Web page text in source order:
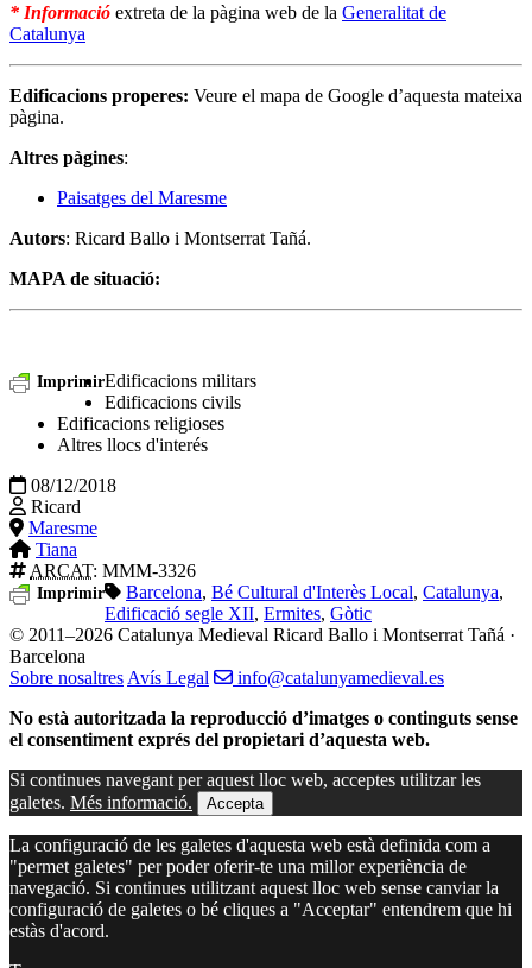
* Informació extreta de la pàgina web de la Generalitat de
Catalunya
Edificacions properes: Veure el mapa de Google d’aquesta mateixa
pàgina.
Altres pàgines:
Paisatges del Maresme
Autors: Ricard Ballo i Montserrat Tañá.
MAPA de situació:
ImprimirEdificacions militars
Edificacions civils
Edificacions religioses
Altres llocs d'interés
08/12/2018
Ricard
Maresme
Tiana
ARCAT: MMM-3326
Imprimir Barcelona, Bé Cultural d'Interès Local, Catalunya,
Edificació segle XII, Ermites, Gòtic
© 2011–2026 Catalunya Medieval Ricard Ballo i Montserrat Tañá ·
Barcelona
Sobre nosaltres Avís Legal
info@catalunyamedieval.es
No està autoritzada la reproducció d’imatges o continguts sense
el consentiment exprés del propietari d’aquesta web.
Si continues navegant per aquest lloc web, acceptes utilitzar les
galetes. Més informació. Accepta
La configuració de les galetes d'aquesta web està definida com a
"permet galetes" per poder oferir-te una millor experiència de
navegació. Si continues utilitzant aquest lloc web sense canviar la
configuració de galetes o bé cliques a "Acceptar" entendrem que hi
estàs d'acord.